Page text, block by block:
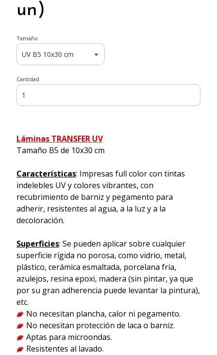
un)
Tamaño
Cantidad
Láminas TRANSFER UV
Tamaño B5 de 10x30 cm
Características: Impresas full color con tintas
indelebles UV y colores vibrantes, con
recubrimiento de barniz y pegamento para
adherir, resistentes al agua, a la luz y a la
decoloración.
Superficies: Se pueden aplicar sobre cualquier
superficie rígida no porosa, como vidrio, metal,
plástico, cerámica esmaltada, porcelana fría,
azulejos, resina epoxi, madera (sin pintar, ya que
por su gran adherencia puede levantar la pintura),
etc.
No necesitan plancha, calor ni pegamento.
No necesitan protección de laca o barniz.
Aptas para microondas.
Resistentes al lavado.